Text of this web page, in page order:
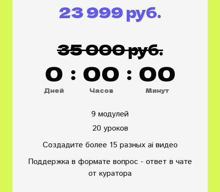
23 999 руб.
35 000 руб.
0
Дней
: 00
Часов
: 00
Минут
9 модулей
20 уроков
Создадите более 15 разных ai видео
Поддержка в формате вопрос - ответ в чате
от куратора